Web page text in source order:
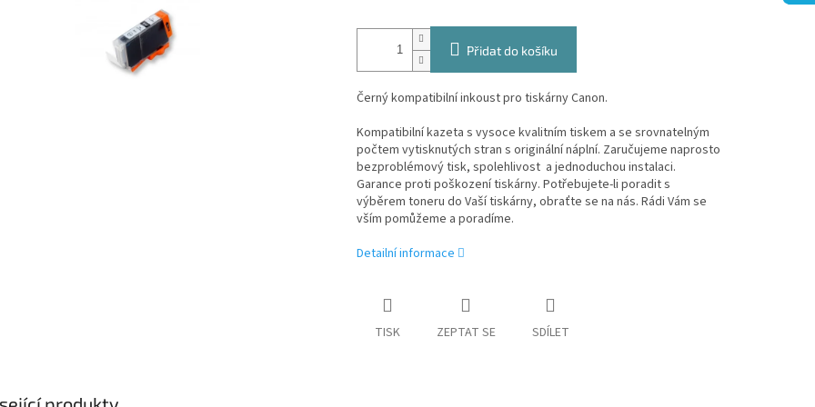
Přidat do košíku
Černý kompatibilní inkoust pro tiskárny Canon.
Kompatibilní kazeta s vysoce kvalitním tiskem a se srovnatelným
počtem vytisknutých stran s originální náplní. Zaručujeme naprosto
bezproblémový tisk, spolehlivost a jednoduchou instalaci.
Garance proti poškození tiskárny. Potřebujete-li poradit s
výběrem toneru do Vaší tiskárny, obraťte se na nás. Rádi Vám se
vším pomůžeme a poradíme.
Detailní informace
TISK ZEPTAT SE SDÍLET